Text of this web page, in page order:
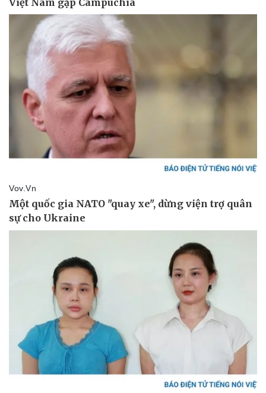
Du lịch
Tư vấn
Săn Tour
check-in
Câu chuyện thời sự
Cửa sổ tình yêu
Kể chuyện cho bé
Hạt giống tâm hồn